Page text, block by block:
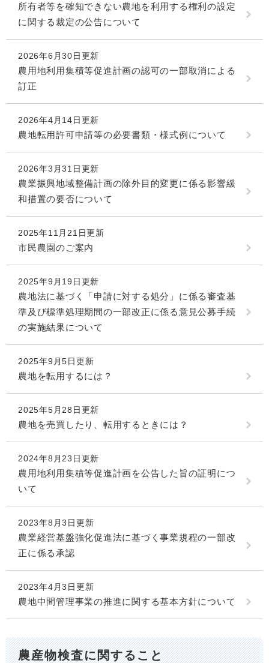
所有者等を確知できない農地を利用する権利の設定
に関する裁定の公告について
2026年6月30日更新
農用地利用集積等促進計画の認可の一部取消による
訂正
2026年4月14日更新
農地転用許可申請等の必要書類・様式例について
2026年3月31日更新
農業振興地域整備計画の除外目的変更に係る影響緩
和措置の要否について
2025年11月21日更新
市民農園のご案内
2025年9月19日更新
農地法に基づく「申請に対する処分」に係る審査基
準及び標準処理期間の一部改正に係る意見公募手続
の実施結果について
2025年9月5日更新
農地を転用するには？
2025年5月28日更新
農地を売買したり、転用するときには？
2024年8月23日更新
農用地利用集積等促進計画を公告した旨の証明につ
いて
2023年8月3日更新
農業経営基盤強化促進法に基づく事業規程の一部改
正に係る承認
2023年4月3日更新
農地中間管理事業の推進に関する基本方針について
農産物検査に関すること